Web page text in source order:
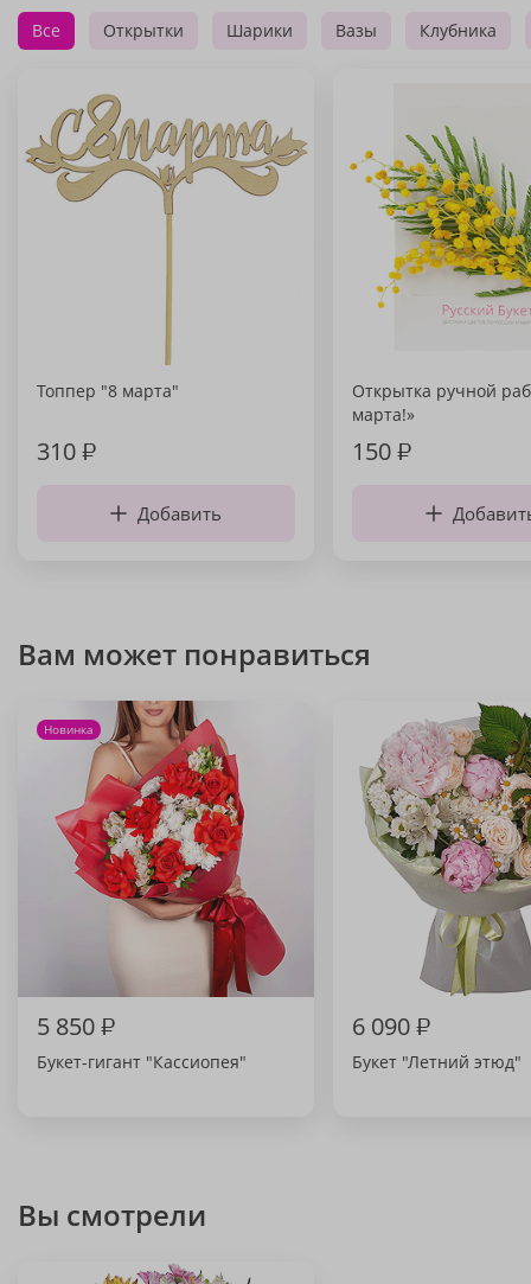
Все Открытки Шарики Вазы Клубника
Топпер "8 марта"
310₽
Добавить
Открытка ручной
марта!»
150₽
Вам может понравиться
Новинка
5 850₽
Букет-гигант "Кассиопея"
6 090₽
Букет "Летний этюд"
Вы смотрели